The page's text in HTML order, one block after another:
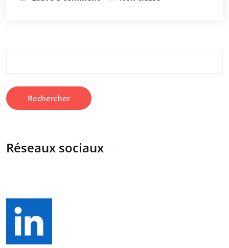
Réseaux sociaux